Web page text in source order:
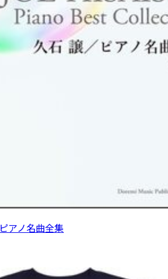
アノ名曲全集